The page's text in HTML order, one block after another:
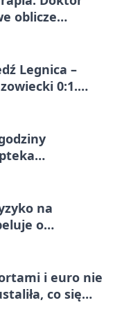
oblicze
Legnica –
0:1.
na
o
i euro nie
co się